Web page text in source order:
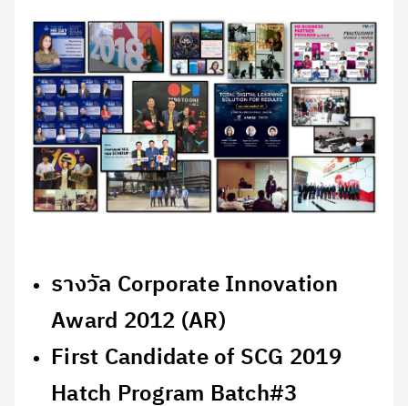
รางวัล Corporate Innovation
Award 2012 (AR)
First Candidate of SCG 2019
Hatch Program Batch#3